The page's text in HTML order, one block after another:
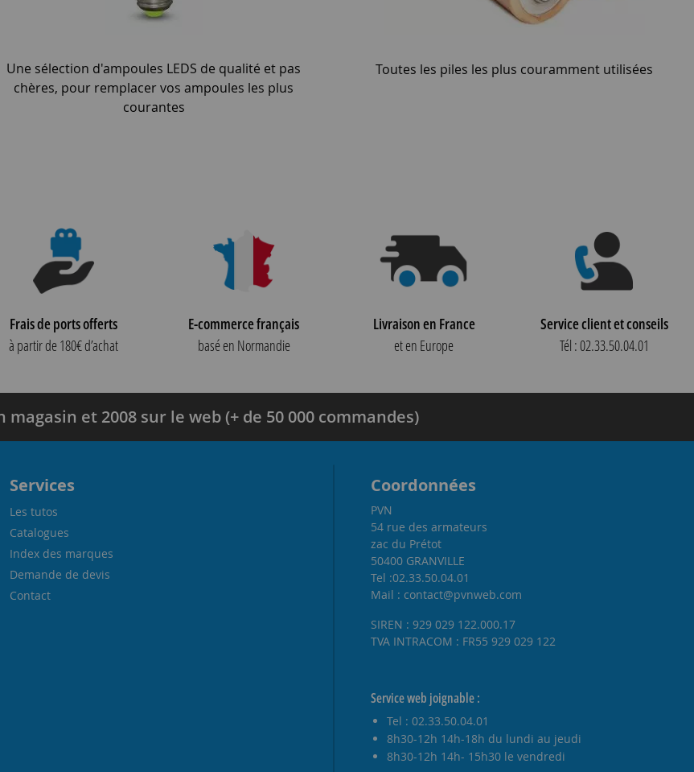
Une sélection d'ampoules LEDS de qualité et pas
chères, pour remplacer vos ampoules les plus
courantes
Toutes les piles les plus couramment utilisées
Frais de ports offerts
à partir de 180€ d’achat
E-commerce français
basé en Normandie
Livraison en France
et en Europe
Service client et conseils
Tél : 02.33.50.04.01
magasin et 2008 sur le web (+ de 50 000 commandes)
Services
Les tutos
Catalogues
Index des marques
Demande de devis
Contact
Coordonnées
PVN
54 rue des armateurs
zac du Prétot
50400 GRANVILLE
Tel :02.33.50.04.01
Mail : contact@pvnweb.com
SIREN : 929 029 122.000.17
TVA INTRACOM : FR55 929 029 122
Service web joignable :
Tel : 02.33.50.04.01
8h30-12h 14h-18h du lundi au jeudi
8h30-12h 14h- 15h30 le vendredi